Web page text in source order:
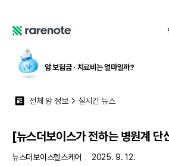
노
레
트
암 보험금 ∙ 치료비 는 얼마일까?
전체 암 정보 실시간 뉴스
[뉴스더보이스가 전하는 병원계
뉴스더보이스헬스케어
2025. 9. 12.